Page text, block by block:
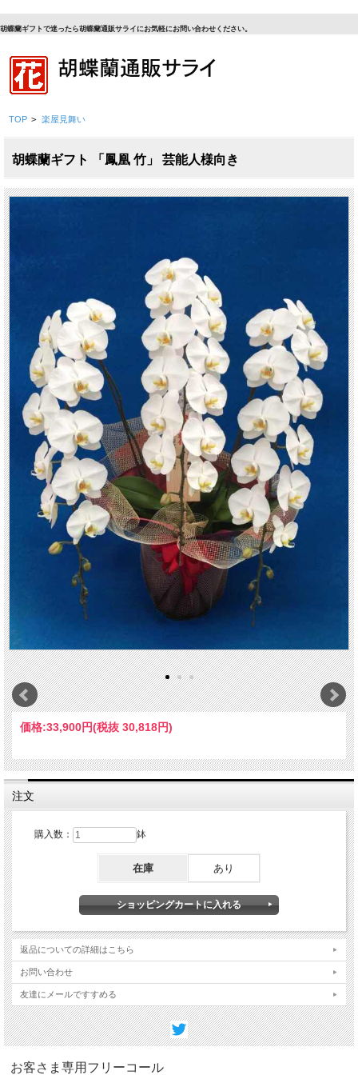
胡蝶蘭ギフトで迷ったら胡蝶蘭通販サライにお気軽にお問い合わせください。
TOP > 楽屋見舞い
胡蝶蘭ギフト 「鳳凰 竹」 芸能人様向き
価格:33,900円(税抜 30,818円)
注文
購入数： 鉢
在庫 あり
返品についての詳細はこちら
お問い合わせ
友達にメールですすめる
お客さま専用フリーコール